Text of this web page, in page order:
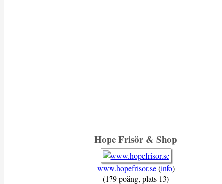
Hope Frisör & Shop
www.hopefrisor.se(info)
(179 poäng, plats 13)